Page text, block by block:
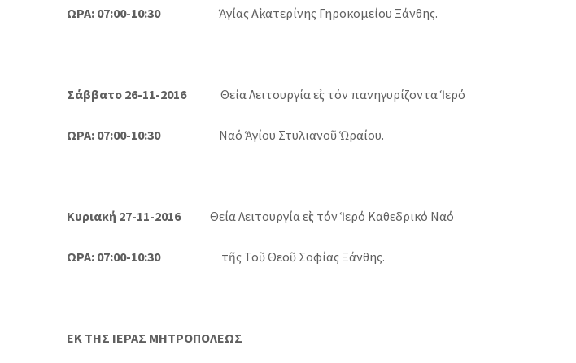
ΩΡΑ: 07:00-10:30 Ἁγίας Αἰκατερίνης Γηροκομείου Ξάνθης.
Σάββατο 26-11-2016Θεία Λειτουργία εἰς τόν πανηγυρίζοντα Ἱερό
ΩΡΑ: 07:00-10:30 Ναό Ἁγίου Στυλιανοῦ Ὡραίου.
Κυριακή 27-11-2016Θεία Λειτουργία εἰς τόν Ἱερό Καθεδρικό Ναό
ΩΡΑ: 07:00-10:30τῆς Τοῦ Θεοῦ Σοφίας Ξάνθης.
ΕΚ ΤΗΣ ΙΕΡΑΣ ΜΗΤΡΟΠΟΛΕΩΣ